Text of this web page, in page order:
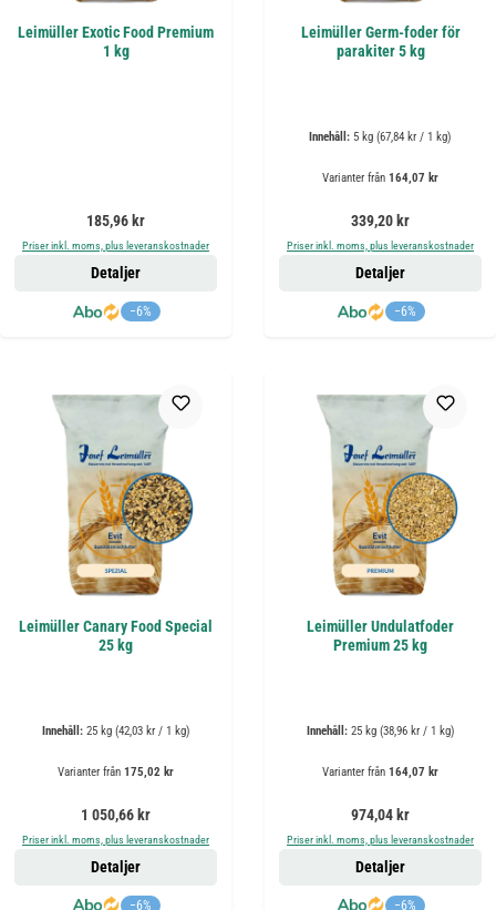
Leimüller Exotic Food Premium
1 kg
Ordinarie pris:
185,96 kr
Priser inkl. moms, plus leveranskostnader
−6%
Detaljer
Leimüller Germ-foder för
parakiter 5 kg
Innehåll: 5 kg (67,84 kr / 1 kg)
Varianter från 164,07 kr
Ordinarie pris:
339,20 kr
Priser inkl. moms, plus leveranskostnader
−6%
Detaljer
Leimüller Canary Food Special
25 kg
Innehåll: 25 kg (42,03 kr / 1 kg)
Varianter från 175,02 kr
Ordinarie pris:
1 050,66 kr
Priser inkl. moms, plus leveranskostnader
−6%
Detaljer
Leimüller Undulatfoder
Premium 25 kg
Innehåll: 25 kg (38,96 kr / 1 kg)
Varianter från 164,07 kr
Ordinarie pris:
974,04 kr
Priser inkl. moms, plus leveranskostnader
−6%
Detaljer